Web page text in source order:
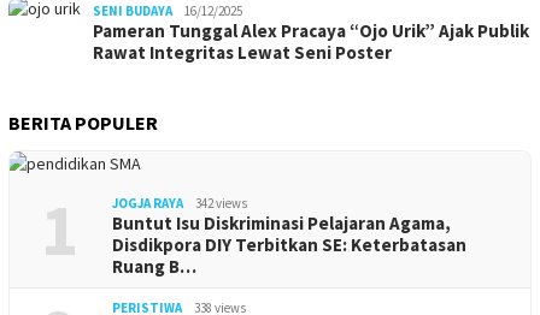
SENI BUDAYA 16/12/2025
Pameran Tunggal Alex Pracaya “Ojo Urik” Ajak Publik
Rawat Integritas Lewat Seni Poster
BERITA POPULER
1 JOGJA RAYA 342 views
Buntut Isu Diskriminasi Pelajaran Agama,
Disdikpora DIY Terbitkan SE: Keterbatasan
Ruang B…
PERISTIWA 338 views